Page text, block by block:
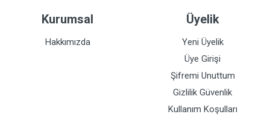
Kurumsal
Hakkımızda
Üyelik
Yeni Üyelik
Üye Girişi
Şifremi Unuttum
Gizlilik Güvenlik
Kullanım Koşulları